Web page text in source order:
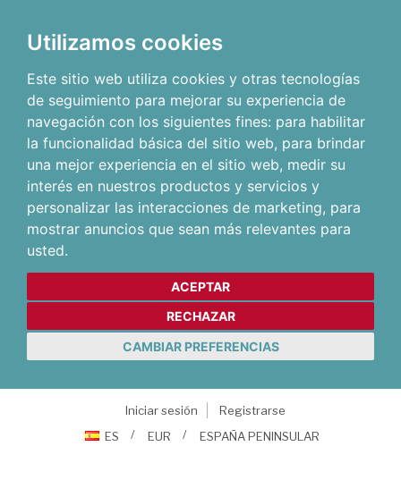
Utilizamos cookies
Este sitio web utiliza cookies y otras tecnologías
de seguimiento para mejorar su experiencia de
navegación con los siguientes fines: para habilitar
la funcionalidad básica del sitio web, para brindar
una mejor experiencia en el sitio web, medir su
interés en nuestros productos y servicios y
personalizar las interacciones de marketing, para
mostrar anuncios que sean más relevantes para
usted.
ACEPTAR
RECHAZAR
CAMBIAR PREFERENCIAS
Iniciar sesión
Registrarse
ES
EUR ESPAÑA PENINSULAR